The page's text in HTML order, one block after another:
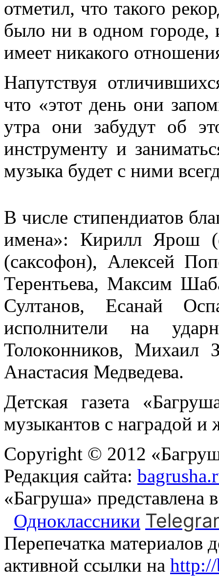
отметил, что такого
было ни в одном городе,
имеет никакого
Напутствуя
что «этот день они
утра они забудут об
инструменту и
музыка будет с ними
В числе стипендиатов
имена»: Кирилл Ярош
(саксофон), Алексей
Терентьева, Максим
Султанов, Есанай
исполнители на
Толоконников, Михаил
Анастасия Медведева.
Детская газета
музыкантов с наградой и
Copyright © 2012
Редакция сайта:
«Багруша» представлена
Одноклассники
Перепечатка материалов
активной ссылки на http://